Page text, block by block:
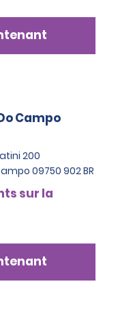
Campo
200
09750 902 BR
sur la